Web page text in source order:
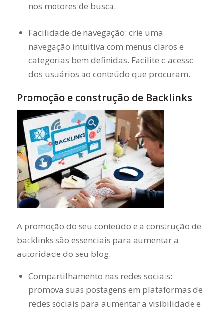
nos motores de busca.
Facilidade de navegação: crie uma
navegação intuitiva com menus claros e
categorias bem definidas. Facilite o acesso
dos usuários ao conteúdo que procuram.
Promoção e construção de Backlinks
A promoção do seu conteúdo e a construção de
backlinks são essenciais para aumentar a
autoridade do seu blog.
Compartilhamento nas redes sociais:
promova suas postagens em plataformas de
redes sociais para aumentar a visibilidade e